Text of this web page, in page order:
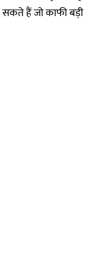
हैं जो काफी बड़ी